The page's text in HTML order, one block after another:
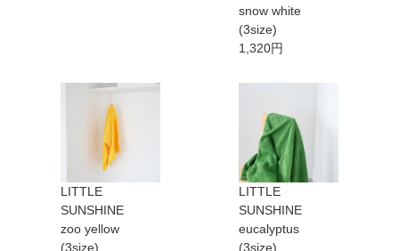
snow white
(3size)
1,320円
LITTLE
SUNSHINE
zoo yellow
(3size)
LITTLE
SUNSHINE
eucalyptus
(3size)